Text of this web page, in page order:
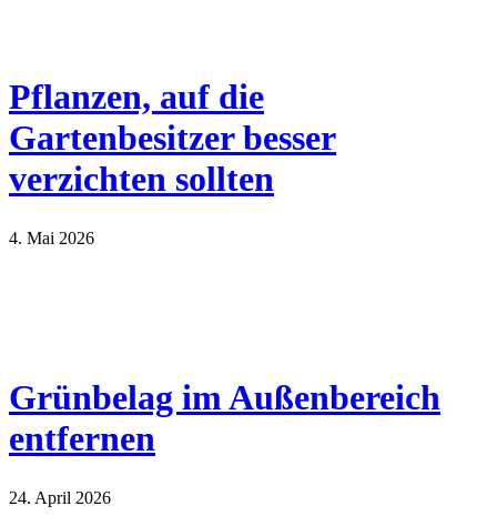
Pflanzen, auf die
Gartenbesitzer besser
verzichten sollten
4. Mai 2026
Grünbelag im Außenbereich
entfernen
24. April 2026